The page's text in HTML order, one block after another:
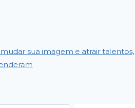
sua imagem e atrair talentos,